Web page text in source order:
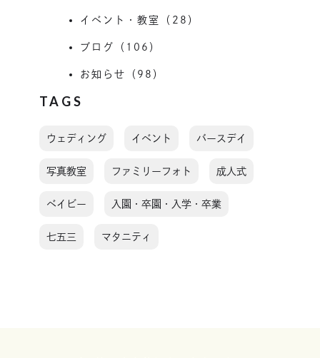
イベント・教室（28）
ブログ（106）
お知らせ（98）
TAGS
ウェディング イベント バースデイ
写真教室 ファミリーフォト 成人式
ベイビー 入園・卒園・入学・卒業
七五三 マタニティ